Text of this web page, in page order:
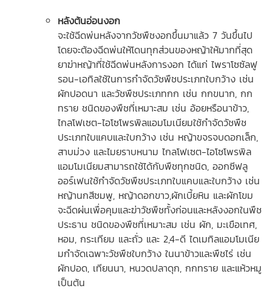
หลังต้นอ่อนงอก
จะใช้ฉีดพ่นหลังจากวัชพืชงอกขึ้นมาแล้ว 7 วันขึ้นไป
โดยจะต้องฉีดพ่นให้โดนทุกส่วนของหญ้าให้มากที่สุด
ยาฆ่าหญ้าที่ใช้ฉีดพ่นหลังการงอก ได้แก่ ไพราโซซัลฟู
รอน-เอทิลใช้ในการกำจัดวัชพืชประเภทใบกว้าง เช่น
ผักปอดนา และวัชพืชประเภทกก เช่น กกขนาก, กก
ทราย ชนิดของพืชที่เหมาะสม เช่น อ้อยหรือนาข้าว,
ไกลโฟเซต-ไอโซโพรพิลแอมโมเนียมใช้กำจัดวัชพืช
ประเภทใบแคบและใบกว้าง เช่น หญ้าขจรจบดอกเล็ก,
สาบม่วง และไมยราบหนาม ไกลโฟเซต-ไอโซโพรพิล
แอมโมเนียมสามารถใช้ได้กับพืชทุกชนิด, ออกซีฟลู
ออร์เฟนใช้กำจัดวัชพืชประเภทใบแคบและใบกว้าง เช่น
หญ้านกสีชมพู, หญ้าดอกขาว,ผักเบี้ยหิน และผักโขม
จะฉีดผ่นเพื่อคุมและฆ่าวัชพืชทั้งก่อนและหลังงอกในพืช
ประธาน ชนิดของพืชที่เหมาะสม เช่น ผัก, มะเขือเทศ,
หอม, กระเทียม และถั่ว และ 2,4-ดี ไดเมทิลแอมโมเนีย
มกำจัดเฉพาะวัชพืชใบกว้าง ในนาข้าวและพืชไร่ เช่น
ผักปอด, เทียนนา, หนวดปลาดุก, กกทราย และแห้วหมู
เป็นต้น